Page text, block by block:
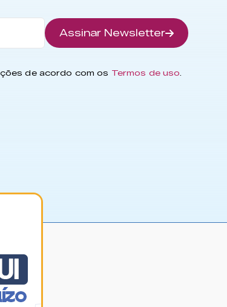
Assinar Newsletter
de acordo com os Termos de uso